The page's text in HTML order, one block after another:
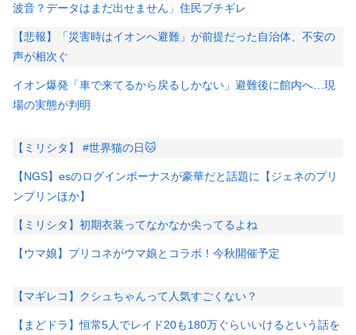
波音？データはまだ出せません」住民ブチギレ
【悲報】「災害時はイオンへ避難」が前提だった自治体、不安の
声が相次ぐ
イオン爆発「車で来てるから戻るしかない」避難後に館内へ…現
場の実態が判明
【ミリシタ】 #世界猫の日🐱
【NGS】esのログインボーナスが豪華だと話題に【ジェネのプリ
ンプリンほか】
【ミリシタ】初期衣装ってなかなか尖ってるよね
【ウマ娘】プリコネがウマ娘とコラボ！今秋開催予定
【マギレコ】クシュちゃんって人気すごくない？
【まどドラ】恒常5人でレイド20も180万ぐらいいけるという話を